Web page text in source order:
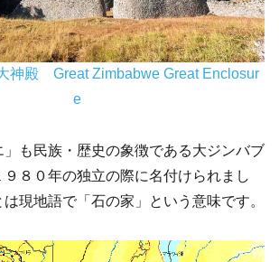
神殿 Great Zimbabwe Great Enclosur
e
」も民族・歴史の象徴である大ジンバブ
８０年の独立の際に名付けられまし
現地語で「石の家」という意味です。